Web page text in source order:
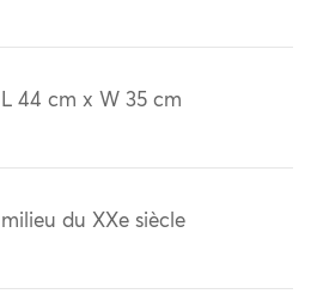
L 44 cm x W 35 cm
milieu du XXe siècle